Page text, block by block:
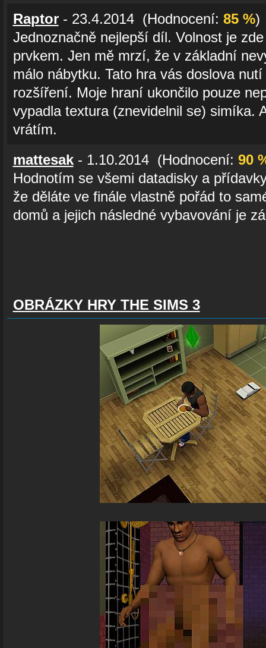
Raptor- 23.4.2014 (Hodnocení: 85 %)
Jednoznačně nejlepší díl. Volnost je
prvkem. Jen mě mrzí, že v základní
málo nábytku. Tato hra vás doslova
rozšíření. Moje hraní ukončilo pouze
vypadla textura (znevidelnil se) simíka.
vrátím.
mattesak- 1.10.2014 (Hodnocení: 90
Hodnotím se všemi datadisky a
že děláte ve finále vlastně pořád to
domů a jejich následné vybavování je
OBRÁZKY HRY THE SIMS 3